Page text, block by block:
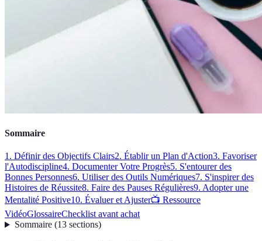
Sommaire
1. Définir des Objectifs Clairs2. Établir un Plan d'Action3. Favoriser
l'Autodiscipline4. Documenter Votre Progrès5. S'entourer des
Bonnes Personnes6. Utiliser des Outils Numériques7. S'inspirer des
Histoires de Réussite8. Faire des Pauses Régulières9. Adopter une
Mentalité Positive10. Évaluer et Ajuster📺 Ressource
VidéoGlossaireChecklist avant achat
Sommaire(13 sections)